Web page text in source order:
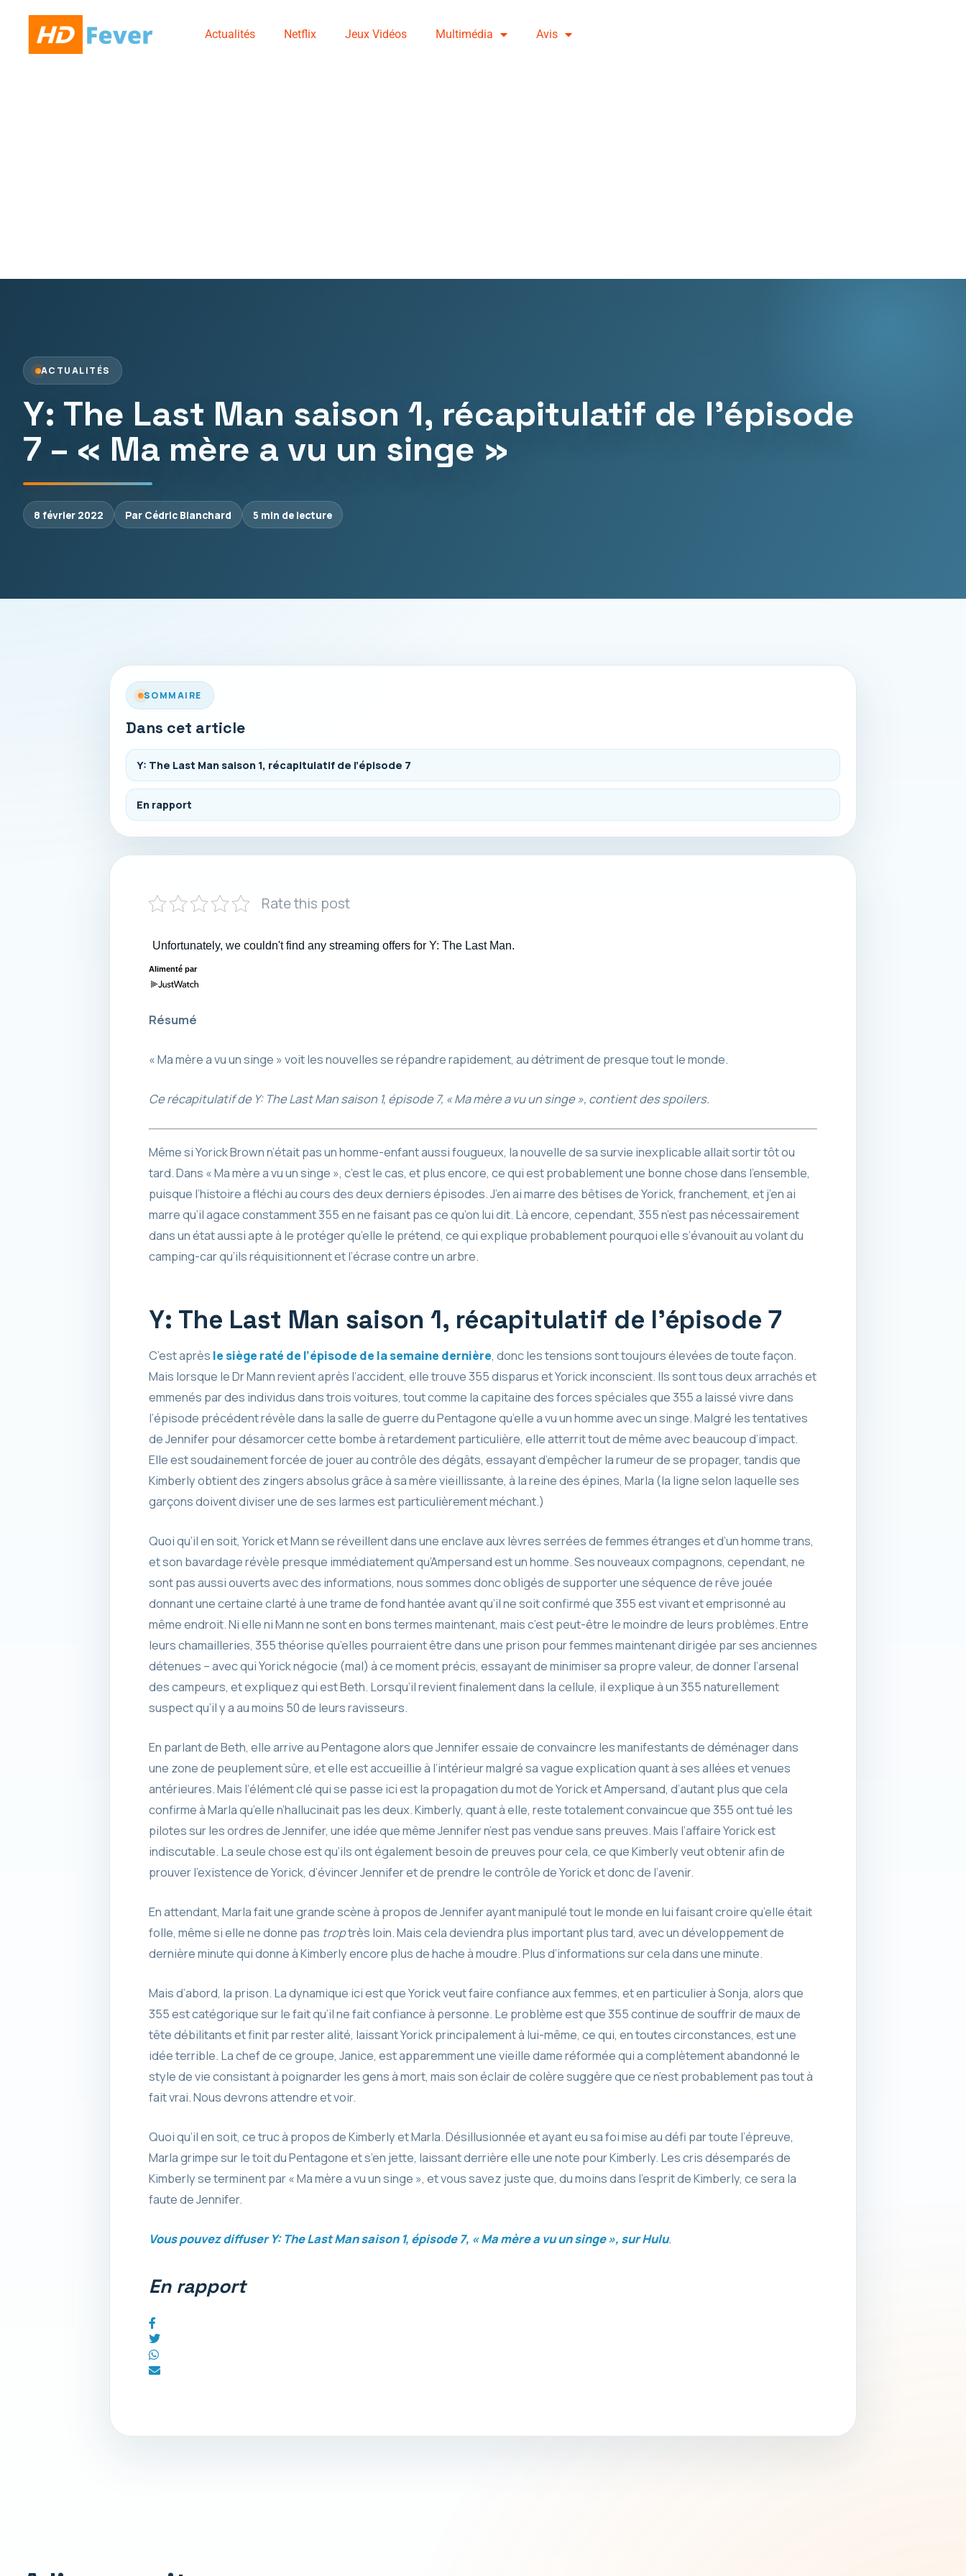
Actualités Netflix Jeux Vidéos Multimédia Avis
ACTUALITÉS
Y: The Last Man saison 1, récapitulatif de l’épisode
7 – « Ma mère a vu un singe »
8 février 2022 Par Cédric Blanchard 5 min de lecture
SOMMAIRE
Dans cet article
Y: The Last Man saison 1, récapitulatif de l’épisode 7
En rapport
Rate this post
Alimenté par
Résumé
« Ma mère a vu un singe » voit les nouvelles se répandre rapidement, au détriment de presque tout le monde.
Ce récapitulatif de Y: The Last Man saison 1, épisode 7, « Ma mère a vu un singe », contient des spoilers.
Même si Yorick Brown n’était pas un homme-enfant aussi fougueux, la nouvelle de sa survie inexplicable allait sortir tôt ou
tard. Dans « Ma mère a vu un singe », c’est le cas, et plus encore, ce qui est probablement une bonne chose dans l’ensemble,
puisque l’histoire a fléchi au cours des deux derniers épisodes. J’en ai marre des bêtises de Yorick, franchement, et j’en ai
marre qu’il agace constamment 355 en ne faisant pas ce qu’on lui dit. Là encore, cependant, 355 n’est pas nécessairement
dans un état aussi apte à le protéger qu’elle le prétend, ce qui explique probablement pourquoi elle s’évanouit au volant du
camping-car qu’ils réquisitionnent et l’écrase contre un arbre.
Y: The Last Man saison 1, récapitulatif de l’épisode 7
C’est après le siège raté de l’épisode de la semaine dernière, donc les tensions sont toujours élevées de toute façon.
Mais lorsque le Dr Mann revient après l’accident, elle trouve 355 disparus et Yorick inconscient. Ils sont tous deux arrachés et
emmenés par des individus dans trois voitures, tout comme la capitaine des forces spéciales que 355 a laissé vivre dans
l’épisode précédent révèle dans la salle de guerre du Pentagone qu’elle a vu un homme avec un singe. Malgré les tentatives
de Jennifer pour désamorcer cette bombe à retardement particulière, elle atterrit tout de même avec beaucoup d’impact.
Elle est soudainement forcée de jouer au contrôle des dégâts, essayant d’empêcher la rumeur de se propager, tandis que
Kimberly obtient des zingers absolus grâce à sa mère vieillissante, à la reine des épines, Marla (la ligne selon laquelle ses
garçons doivent diviser une de ses larmes est particulièrement méchant.)
Quoi qu’il en soit, Yorick et Mann se réveillent dans une enclave aux lèvres serrées de femmes étranges et d’un homme trans,
et son bavardage révèle presque immédiatement qu’Ampersand est un homme. Ses nouveaux compagnons, cependant, ne
sont pas aussi ouverts avec des informations, nous sommes donc obligés de supporter une séquence de rêve jouée
donnant une certaine clarté à une trame de fond hantée avant qu’il ne soit confirmé que 355 est vivant et emprisonné au
même endroit. Ni elle ni Mann ne sont en bons termes maintenant, mais c’est peut-être le moindre de leurs problèmes. Entre
leurs chamailleries, 355 théorise qu’elles pourraient être dans une prison pour femmes maintenant dirigée par ses anciennes
détenues – avec qui Yorick négocie (mal) à ce moment précis, essayant de minimiser sa propre valeur, de donner l’arsenal
des campeurs, et expliquez qui est Beth. Lorsqu’il revient finalement dans la cellule, il explique à un 355 naturellement
suspect qu’il y a au moins 50 de leurs ravisseurs.
En parlant de Beth, elle arrive au Pentagone alors que Jennifer essaie de convaincre les manifestants de déménager dans
une zone de peuplement sûre, et elle est accueillie à l’intérieur malgré sa vague explication quant à ses allées et venues
antérieures. Mais l’élément clé qui se passe ici est la propagation du mot de Yorick et Ampersand, d’autant plus que cela
confirme à Marla qu’elle n’hallucinait pas les deux. Kimberly, quant à elle, reste totalement convaincue que 355 ont tué les
pilotes sur les ordres de Jennifer, une idée que même Jennifer n’est pas vendue sans preuves. Mais l’affaire Yorick est
indiscutable. La seule chose est qu’ils ont également besoin de preuves pour cela, ce que Kimberly veut obtenir afin de
prouver l’existence de Yorick, d’évincer Jennifer et de prendre le contrôle de Yorick et donc de l’avenir.
En attendant, Marla fait une grande scène à propos de Jennifer ayant manipulé tout le monde en lui faisant croire qu’elle était
folle, même si elle ne donne pas troptrès loin. Mais cela deviendra plus important plus tard, avec un développement de
dernière minute qui donne à Kimberly encore plus de hache à moudre. Plus d’informations sur cela dans une minute.
Mais d’abord, la prison. La dynamique ici est que Yorick veut faire confiance aux femmes, et en particulier à Sonja, alors que
355 est catégorique sur le fait qu’il ne fait confiance à personne. Le problème est que 355 continue de souffrir de maux de
tête débilitants et finit par rester alité, laissant Yorick principalement à lui-même, ce qui, en toutes circonstances, est une
idée terrible. La chef de ce groupe, Janice, est apparemment une vieille dame réformée qui a complètement abandonné le
style de vie consistant à poignarder les gens à mort, mais son éclair de colère suggère que ce n’est probablement pas tout à
fait vrai. Nous devrons attendre et voir.
Quoi qu’il en soit, ce truc à propos de Kimberly et Marla. Désillusionnée et ayant eu sa foi mise au défi par toute l’épreuve,
Marla grimpe sur le toit du Pentagone et s’en jette, laissant derrière elle une note pour Kimberly. Les cris désemparés de
Kimberly se terminent par « Ma mère a vu un singe », et vous savez juste que, du moins dans l’esprit de Kimberly, ce sera la
faute de Jennifer.
Vous pouvez diffuser Y: The Last Man saison 1, épisode 7, « Ma mère a vu un singe », sur Hulu.
En rapport